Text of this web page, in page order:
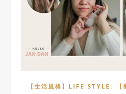
【生活風格】LIFE STYLE ,